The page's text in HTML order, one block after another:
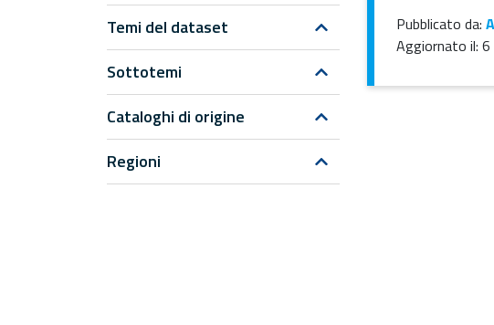
Temi del dataset
Sottotemi
Cataloghi di origine
Regioni
Pubblicato da:
Aggiornato il: 6